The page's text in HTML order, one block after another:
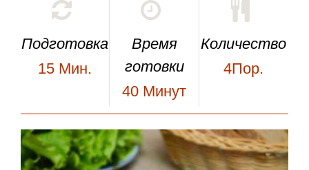
Подготовка
15 Мин.
Время
готовки
40 Минут
Количество
4Пор.